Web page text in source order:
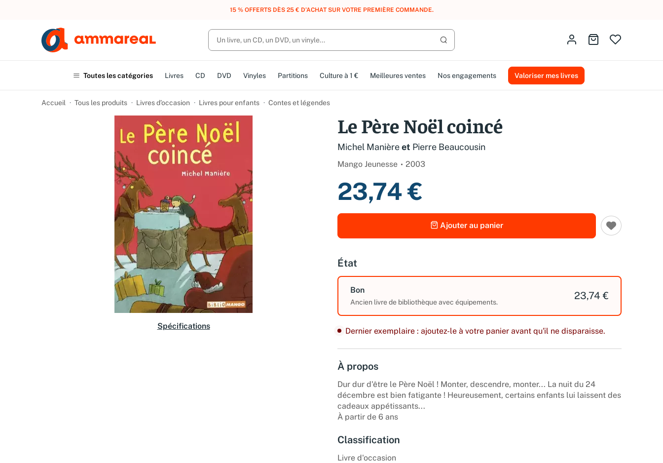
UN ACHAT, DES POINTS, DES RÉCOMPENSES :REJOIGNEZ GRATUITEMENT LE CLUB AMMAREAL.
Lancer la recherche
Identifiez-vousAller au panier
Toutes les catégories Livres CD DVD Vinyles Partitions Culture à 1 € Meilleures ventes Nos engagements Valoriser mes livres
Accueil Tous les produits Livres d’occasion Livres pour enfants Contes et légendes
Spécifications
Le Père Noël coincé
Michel Manièreet Pierre Beaucousin
Mango Jeunesse 2003
23,74 €
Ajouter au panier
État
Bon
Ancien livre de bibliothèque avec équipements.
23,74 €
Dernier exemplaire : ajoutez-le à votre panier avant qu'il ne disparaisse.
À propos
Dur dur d'être le Père Noël ! Monter, descendre, monter... La nuit du 24
décembre est bien fatigante ! Heureusement, certains enfants lui laissent des
cadeaux appétissants...
À partir de 6 ans
Classification
Livre d'occasion